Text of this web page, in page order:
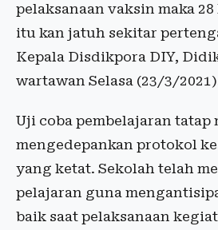
pelaksanaan vaksin maka
itu kan jatuh sekitar
Kepala Disdikpora DIY,
wartawan Selasa (23/3/
Uji coba pembelajaran tatap
mengedepankan protokol
yang ketat. Sekolah telah
pelajaran guna
baik saat pelaksanaan